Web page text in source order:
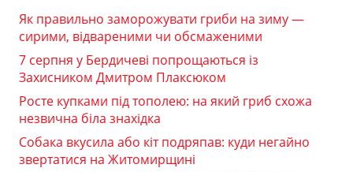
Як правильно заморожувати гриби на зиму —
сирими, відвареними чи обсмаженими
7 серпня у Бердичеві попрощаються із
Захисником Дмитром Плаксюком
Росте купками під тополею: на який гриб схожа
незвична біла знахідка
Собака вкусила або кіт подряпав: куди негайно
звертатися на Житомирщині